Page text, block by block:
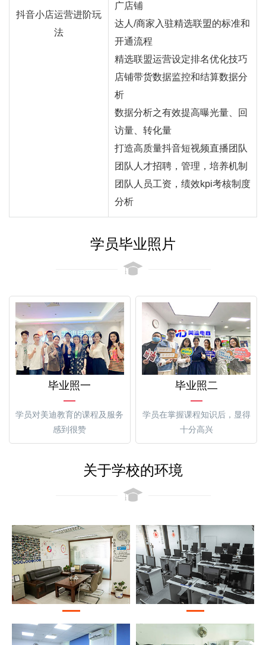
抖音小店运营进阶玩
法
广店铺
达人/商家入驻精选联盟的标准和
开通流程
精选联盟运营设定排名优化技巧
店铺带货数据监控和结算数据分
析
数据分析之有效提高曝光量、回
访量、转化量
打造高质量抖音短视频直播团队
团队人才招聘，管理，培养机制
团队人员工资，绩效kpi考核制度
分析
学员毕业照片
毕业照一
学员对美迪教育的课程及服务
感到很赞
毕业照二
学员在掌握课程知识后，显得
十分高兴
关于学校的环境